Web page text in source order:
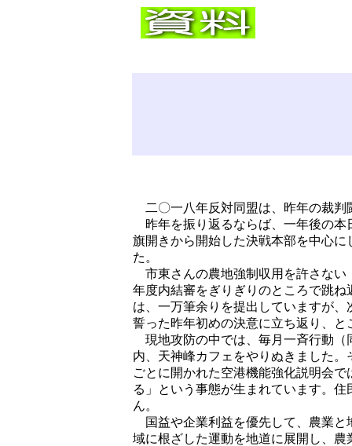
二〇一八年反対同盟は、昨年の裁判
昨年を振り返るならば、一年後の本
旗開きから開始した決戦本部を中心
た。
市東さんの農地強制収用を許さない
年度内結審をぎりぎりのところで跳
は、一万筆余りを提出していますが
誓った昨年初めの決意に立ち返り、
現地攻防の中では、毎月一斉行動（
内、天神峰カフェをやりぬきました
ごとに開かれた空港機能強化説明会
る」という事態が生まれています。
ん。
国益や企業利益を優先して、農業と
域に根ざした運動を地道に展開し、